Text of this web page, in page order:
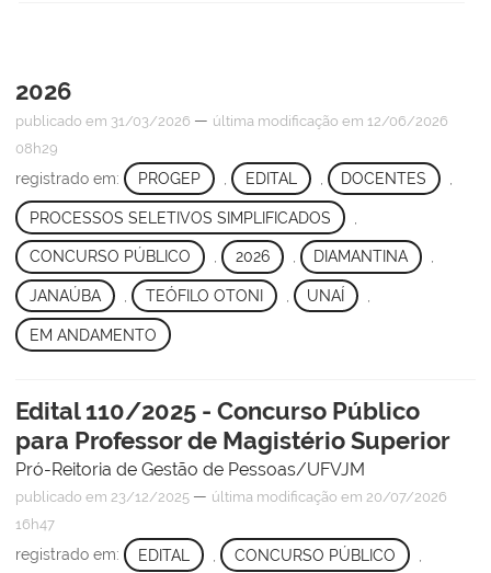
2026
publicado em 31/03/2026 — última modificação em 12/06/2026
08h29
registrado em: PROGEP EDITAL DOCENTES
PROCESSOS SELETIVOS SIMPLIFICADOS
CONCURSO PÚBLICO , 2026 , DIAMANTINA ,
JANAÚBA TEÓFILO OTONI UNAÍ
EM ANDAMENTO
Edital 110/2025 - Concurso Público
para Professor de Magistério Superior
Pró-Reitoria de Gestão de Pessoas/UFVJM
publicado em 23/12/2025 — última modificação em 20/07/2026
16h47
registrado em: EDITAL CONCURSO PÚBLICO